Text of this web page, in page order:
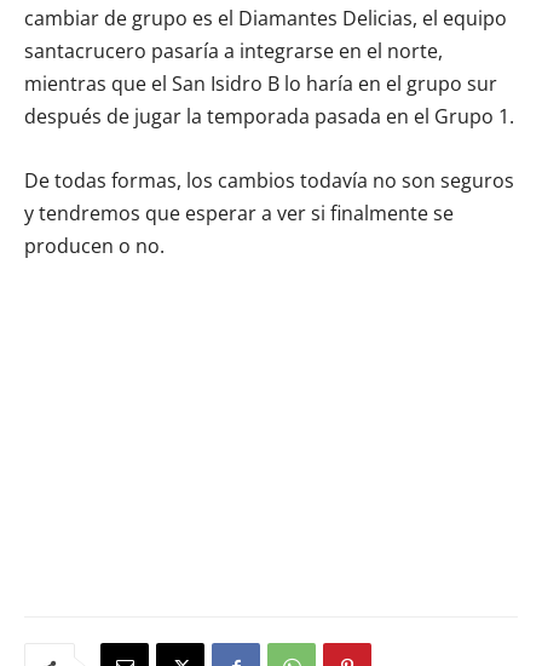
cambiar de grupo es el Diamantes Delicias, el equipo
santacrucero pasaría a integrarse en el norte,
mientras que el San Isidro B lo haría en el grupo sur
después de jugar la temporada pasada en el Grupo 1.
De todas formas, los cambios todavía no son seguros
y tendremos que esperar a ver si finalmente se
producen o no.